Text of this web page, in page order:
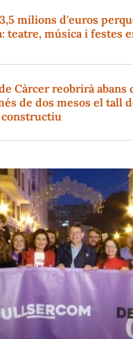
milions d'euros
teatre, música i festes
Càrcer reobrirà
de dos mesos el tall